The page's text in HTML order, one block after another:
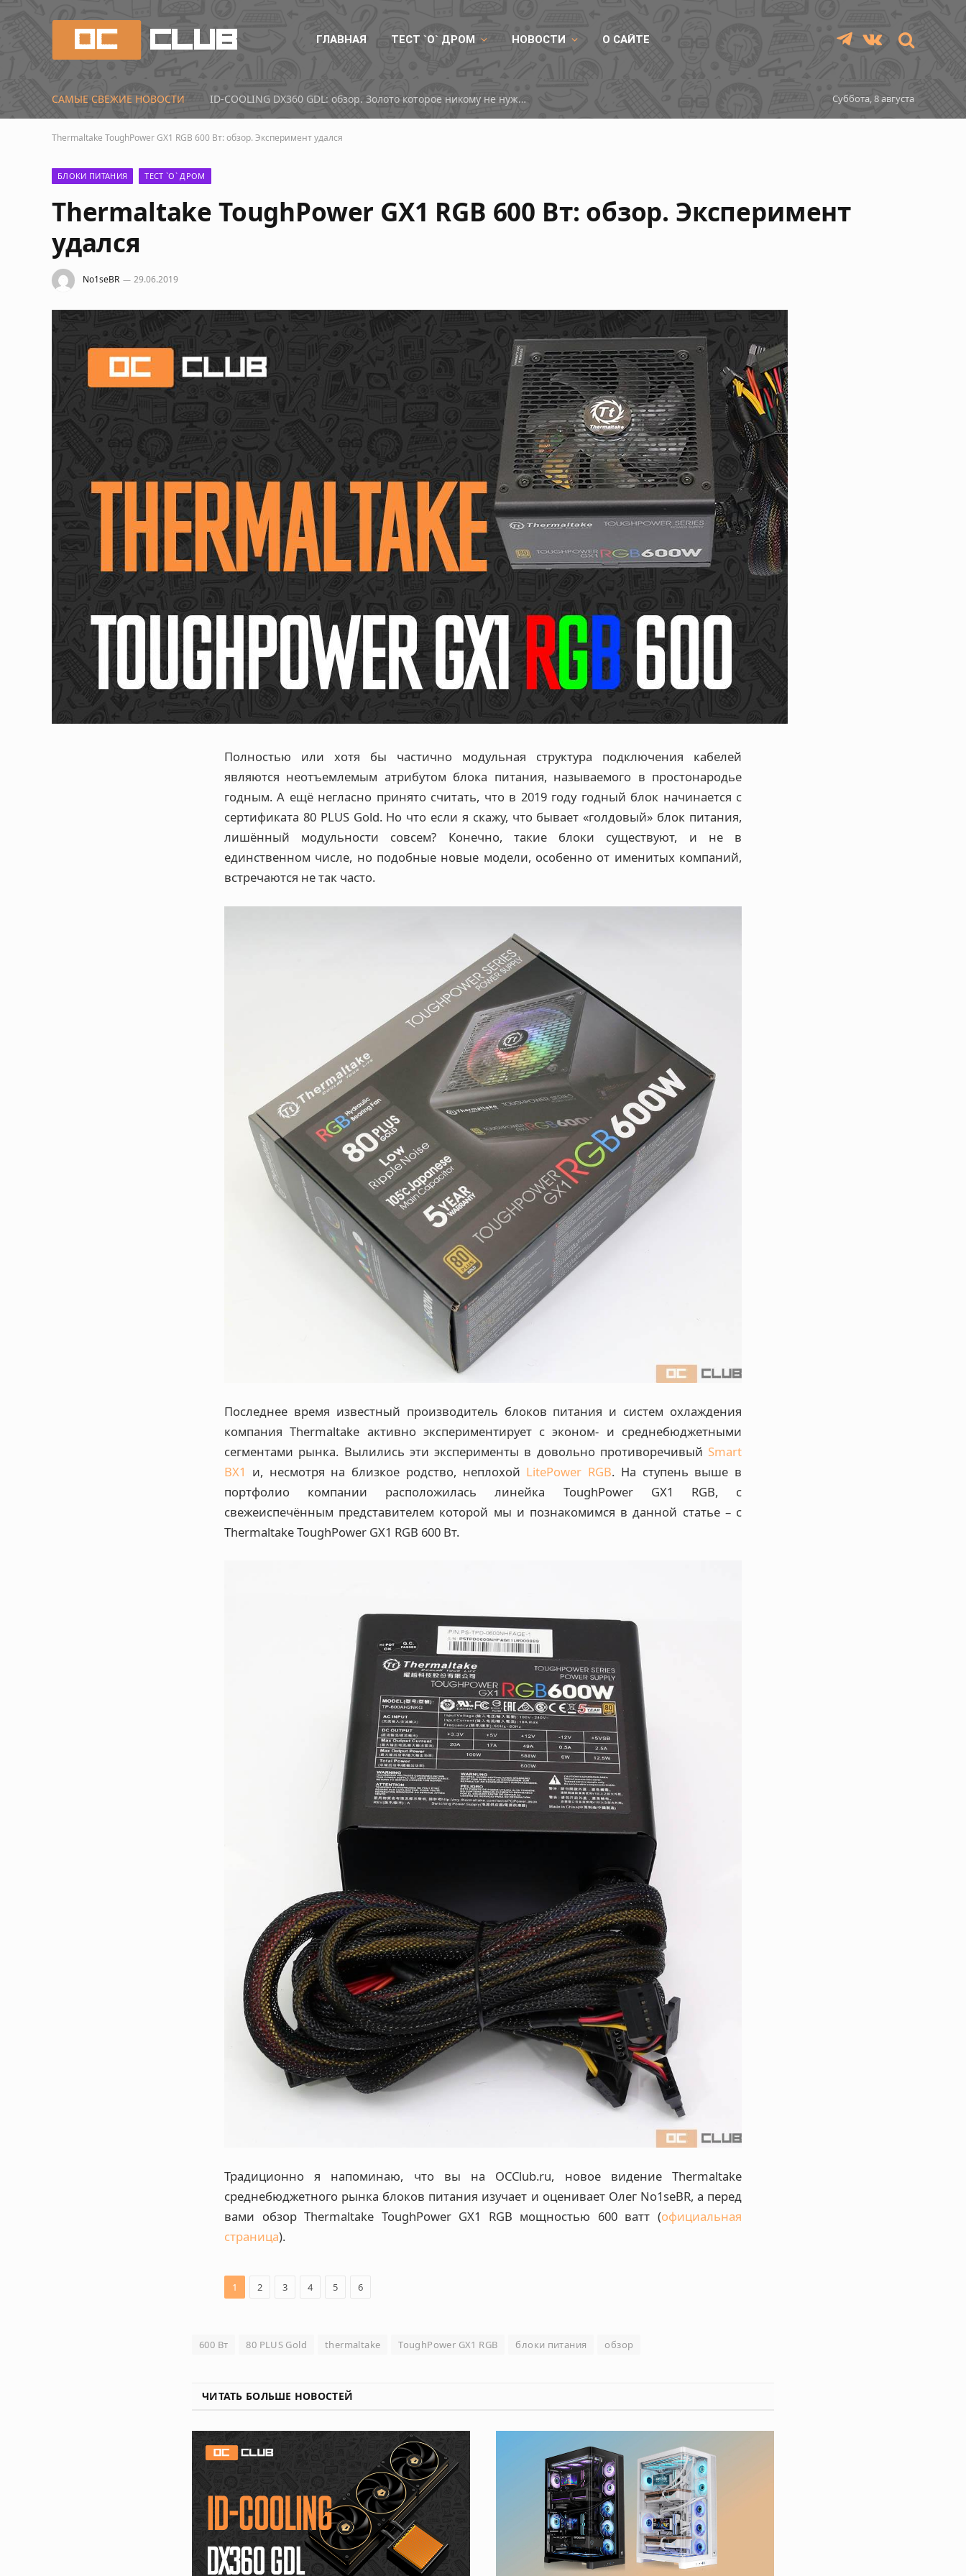
ГЛАВНАЯ ТЕСТ `О` ДРОМ НОВОСТИ О САЙТЕ TelegramVKontakte
САМЫЕ СВЕЖИЕ НОВОСТИ ID-COOLING DX360 GDL: обзор. Золото которое никому не нужно Суббота, 8 августа
Thermaltake ToughPower GX1 RGB 600 Вт: обзор. Эксперимент удался
БЛОКИ ПИТАНИЯ ТЕСТ `О` ДРОМ
Thermaltake ToughPower GX1 RGB 600 Вт: обзор. Эксперимент
удался
No1seBR 29.06.2019
Полностью или хотя бы частично модульная структура подключения кабелей
являются неотъемлемым атрибутом блока питания, называемого в простонародье
годным. А ещё негласно принято считать, что в 2019 году годный блок начинается с
сертификата 80 PLUS Gold. Но что если я скажу, что бывает «голдовый» блок питания,
лишённый модульности совсем? Конечно, такие блоки существуют, и не в
единственном числе, но подобные новые модели, особенно от именитых компаний,
встречаются не так часто.
Последнее время известный производитель блоков питания и систем охлаждения
компания Thermaltake активно экспериментирует с эконом- и среднебюджетными
сегментами рынка. Вылились эти эксперименты в довольно противоречивый Smart
BX1 и, несмотря на близкое родство, неплохой LitePower RGB. На ступень выше в
портфолио компании расположилась линейка ToughPower GX1 RGB, с
свежеиспечённым представителем которой мы и познакомимся в данной статье – с
Thermaltake ToughPower GX1 RGB 600 Вт.
Традиционно я напоминаю, что вы на OCClub.ru, новое видение Thermaltake
среднебюджетного рынка блоков питания изучает и оценивает Олег No1seBR, а перед
вами обзор Thermaltake ToughPower GX1 RGB мощностью 600 ватт (официальная
страница).
1 2 3 4 5 6
600 Вт 80 PLUS Gold thermaltake ToughPower GX1 RGB блоки питания обзор
ЧИТАТЬ БОЛЬШЕ НОВОСТЕЙ